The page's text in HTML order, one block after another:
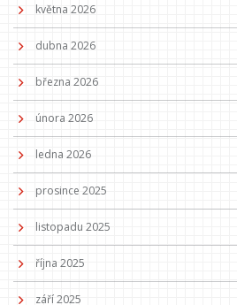
května 2026
dubna 2026
března 2026
února 2026
ledna 2026
prosince 2025
listopadu 2025
října 2025
září 2025